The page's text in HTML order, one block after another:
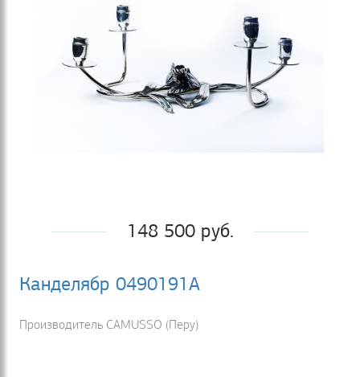
148 500 руб.
Канделябр 0490191А
Производитель CAMUSSO (Перу)